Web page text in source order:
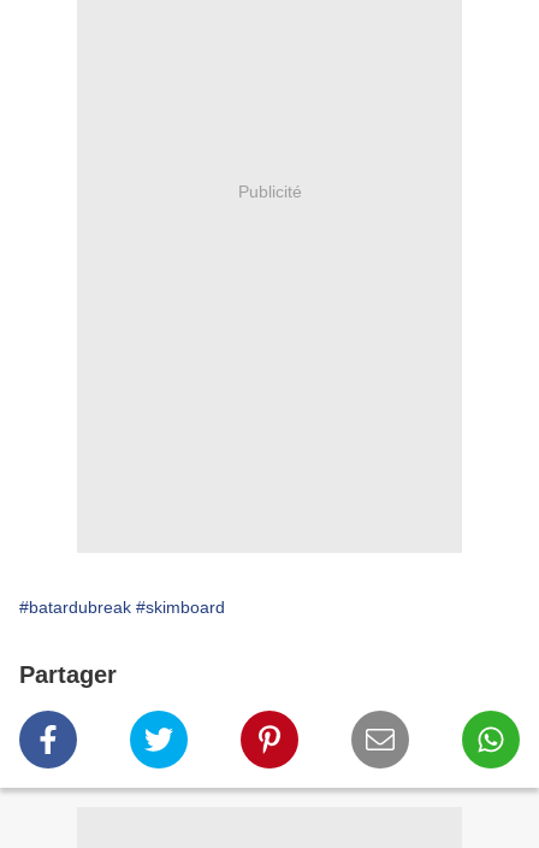
Publicité
#batardubreak #skimboard
Partager